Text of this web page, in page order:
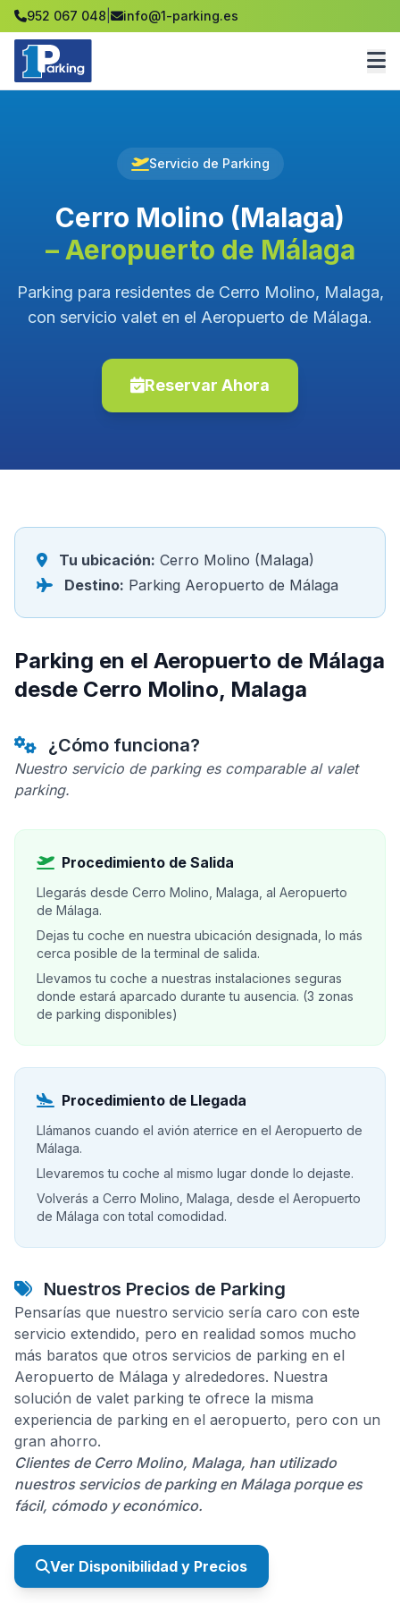
952 067 048 info@1-parking.es
Servicio de Parking
Cerro Molino (Malaga)
– Aeropuerto de Málaga
Parking para residentes de Cerro Molino, Malaga,
con servicio valet en el Aeropuerto de Málaga.
Reservar Ahora
Tu ubicación: Cerro Molino (Malaga)
Destino: Parking Aeropuerto de Málaga
Parking en el Aeropuerto de Málaga
desde Cerro Molino, Malaga
¿Cómo funciona?
Nuestro servicio de parking es comparable al valet
parking.
Procedimiento de Salida
Llegarás desde Cerro Molino, Malaga, al Aeropuerto
de Málaga.
Dejas tu coche en nuestra ubicación designada, lo más
cerca posible de la terminal de salida.
Llevamos tu coche a nuestras instalaciones seguras
donde estará aparcado durante tu ausencia. (3 zonas
de parking disponibles)
Procedimiento de Llegada
Llámanos cuando el avión aterrice en el Aeropuerto de
Málaga.
Llevaremos tu coche al mismo lugar donde lo dejaste.
Volverás a Cerro Molino, Malaga, desde el Aeropuerto
de Málaga con total comodidad.
Nuestros Precios de Parking
Pensarías que nuestro servicio sería caro con este
servicio extendido, pero en realidad somos mucho
más baratos que otros servicios de parking en el
Aeropuerto de Málaga y alrededores. Nuestra
solución de valet parking te ofrece la misma
experiencia de parking en el aeropuerto, pero con un
gran ahorro.
Clientes de Cerro Molino, Malaga, han utilizado
nuestros servicios de parking en Málaga porque es
fácil, cómodo y económico.
Ver Disponibilidad y Precios